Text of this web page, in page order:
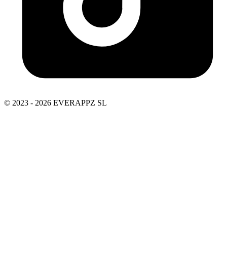
© 2023 - 2026 EVERAPPZ SL